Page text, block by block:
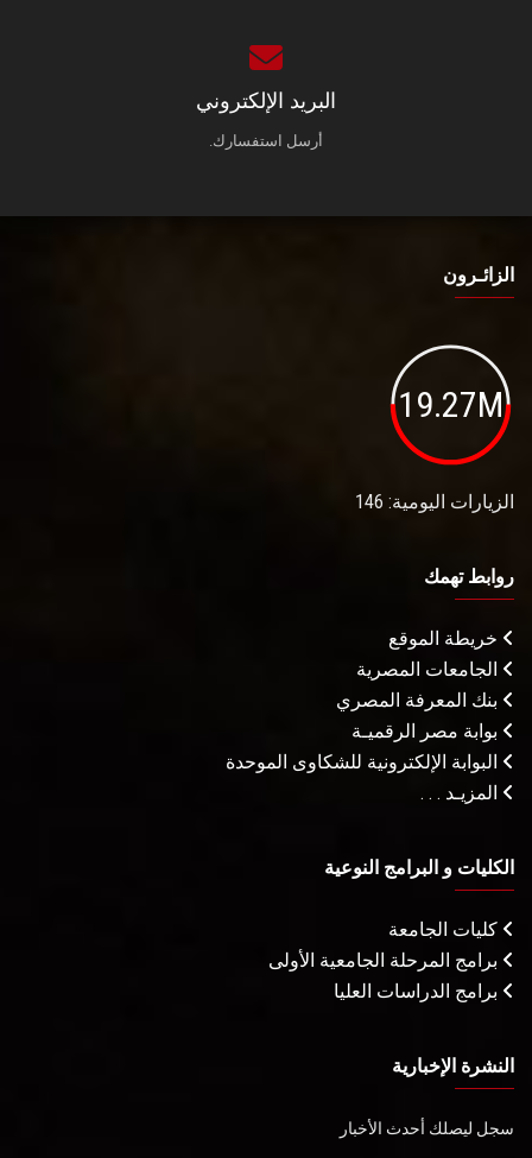
البريد الإلكتروني
أرسل استفسارك.
الزائـرون
19.27M
الزيارات اليومية: 146
روابط تهمك
خريطة الموقع
الجامعات المصرية
بنك المعرفة المصري
بوابة مصر الرقميـة
البوابة الإلكترونية للشكاوى الموحدة
المزيـد . . .
الكليات و البرامج النوعية
كليات الجامعة
برامج المرحلة الجامعية الأولى
برامج الدراسات العليا
النشرة الإخبارية
سجل ليصلك أحدث الأخبار